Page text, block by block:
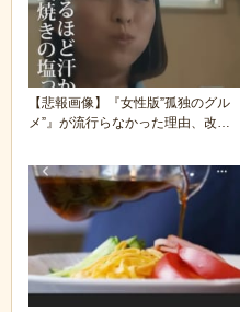
【悲報画像】『女性版”孤独のグル
メ”』が流行らなかった理由、改め